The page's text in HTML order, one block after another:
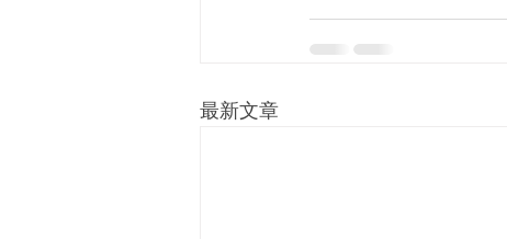
最新文章